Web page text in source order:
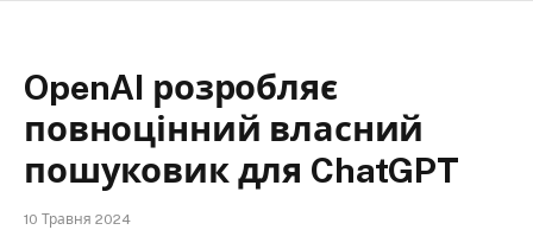
OpenAI розробляє
повноцінний власний
пошуковик для ChatGPT
10 Травня 2024